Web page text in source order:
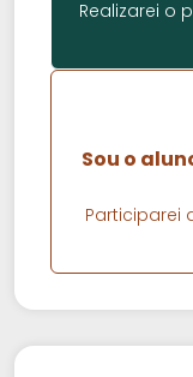
Realizarei o
Sou o
Participarei